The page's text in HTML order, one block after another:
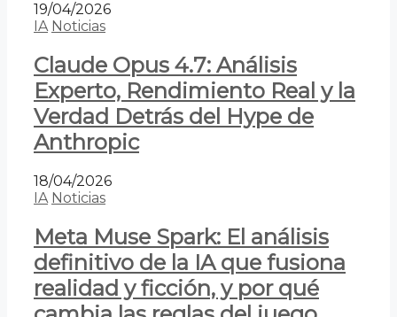
19/04/2026
IA Noticias
Claude Opus 4.7: Análisis
Experto, Rendimiento Real y la
Verdad Detrás del Hype de
Anthropic
18/04/2026
IA Noticias
Meta Muse Spark: El análisis
definitivo de la IA que fusiona
realidad y ficción, y por qué